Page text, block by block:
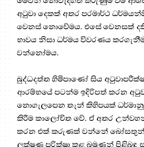
අටුවා දෙකක් අතර පරමාර්ථ
වෙනස් නොවේමය. එසේ වෙනසක්
භාවය නිසා ධර්මය විවරණය
වන්නෝමය.
බුද්ධදත්ත හිමිපාණෝ සිය
ආරම්භයේ පටන්ම ඉදිරිපත් කරන
නොගැලපෙන තැන් කිහිපයක්
කිරීම කාලෝචිත වේ. ඒ අතර
කරන එක් කරුණක් වන්නේ බෝසතුන්
ලක්ෂණ පරික්ෂා කළ බමුණන් පිළිබඳ